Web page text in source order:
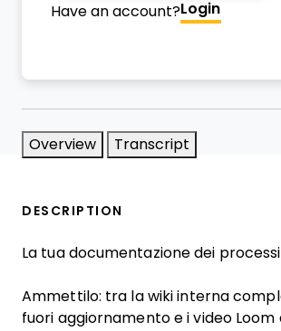
Have an account?Login
Overview Transcript
DESCRIPTION
La tua documentazione dei
Ammettilo: tra la wiki interna
fuori aggiornamento e i video Loom